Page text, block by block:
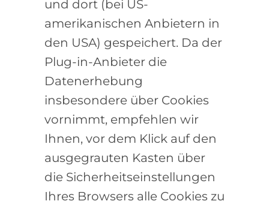
und dort (bei US-
amerikanischen Anbietern in
den USA) gespeichert. Da der
Plug-in-Anbieter die
Datenerhebung
insbesondere über Cookies
vornimmt, empfehlen wir
Ihnen, vor dem Klick auf den
ausgegrauten Kasten über
die Sicherheitseinstellungen
Ihres Browsers alle Cookies zu